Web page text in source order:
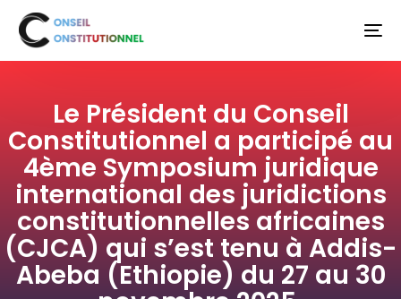
Le Président du Conseil
Constitutionnel a participé au
4ème Symposium juridique
international des juridictions
constitutionnelles africaines
(CJCA) qui s’est tenu à Addis-
Abeba (Ethiopie) du 27 au 30